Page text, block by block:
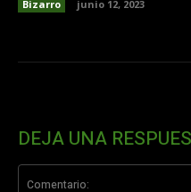
Bizarro junio 12, 2023
DEJA UNA